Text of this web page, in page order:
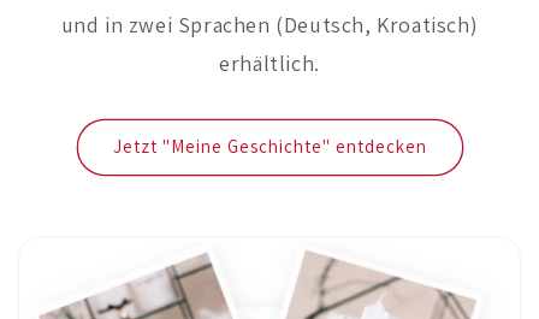
und in zwei Sprachen (Deutsch, Kroatisch)
erhältlich.
Jetzt "Meine Geschichte" entdecken